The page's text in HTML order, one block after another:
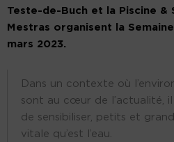
Teste-de-Buch et la Piscine &
Mestras organisent la
mars 2023.
Dans un contexte où
sont au cœur de l’actualité,
de sensibiliser, petits et
vitale qu’est l’eau.